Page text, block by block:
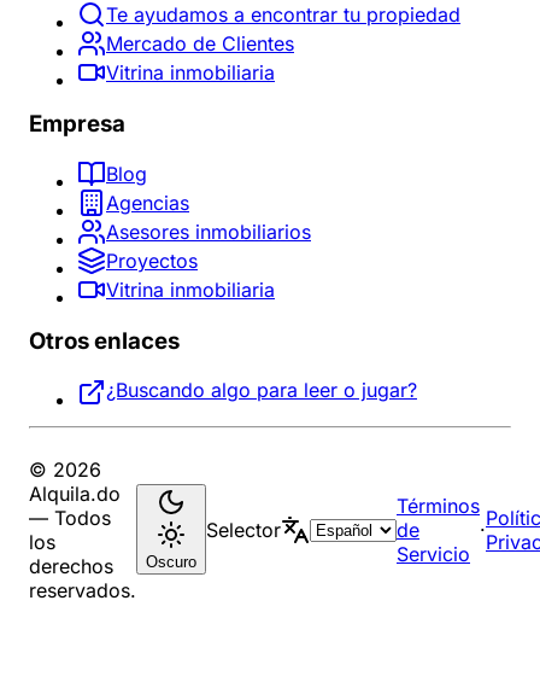
Te ayudamos a encontrar tu propiedad
Mercado de Clientes
Vitrina inmobiliaria
Empresa
Blog
Agencias
Asesores inmobiliarios
Proyectos
Vitrina inmobiliaria
Otros enlaces
¿Buscando algo para leer o jugar?
© 2026
Alquila.do
— Todos
los
derechos
reservados.
Oscuro
Selector
Términos
de
Servicio
·